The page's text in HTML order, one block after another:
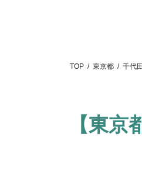
TOP / 東京都 / 千代
【東